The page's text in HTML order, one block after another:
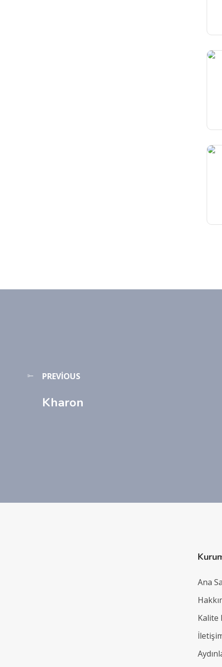
PREVIOUS
Kharon
Ana
Kalite